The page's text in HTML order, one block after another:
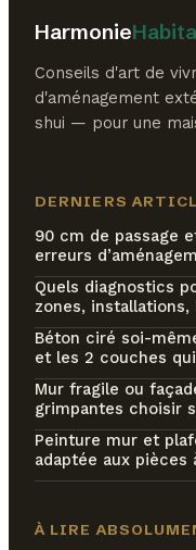
Harmonie
Conseils d'art de
d'aménagement
shui — pour une
DERNIERS
90 cm de passage
erreurs
Quels diagnostics
zones,
Béton ciré soi-
et les 2 couches
Mur fragile ou
grimpantes choisir
Peinture mur et
adaptée aux pièces
À LIRE